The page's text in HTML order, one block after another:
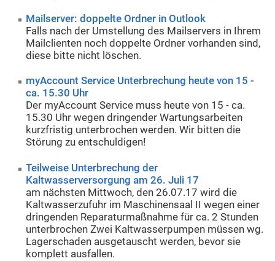
Mailserver: doppelte Ordner in Outlook
Falls nach der Umstellung des Mailservers in Ihrem
Mailclienten noch doppelte Ordner vorhanden sind,
diese bitte nicht löschen.
myAccount Service Unterbrechung heute von 15 -
ca. 15.30 Uhr
Der myAccount Service muss heute von 15 - ca.
15.30 Uhr wegen dringender Wartungsarbeiten
kurzfristig unterbrochen werden. Wir bitten die
Störung zu entschuldigen!
Teilweise Unterbrechung der
Kaltwasserversorgung am 26. Juli 17
am nächsten Mittwoch, den 26.07.17 wird die
Kaltwasserzufuhr im Maschinensaal II wegen einer
dringenden Reparaturmaßnahme für ca. 2 Stunden
unterbrochen Zwei Kaltwasserpumpen müssen wg.
Lagerschaden ausgetauscht werden, bevor sie
komplett ausfallen.